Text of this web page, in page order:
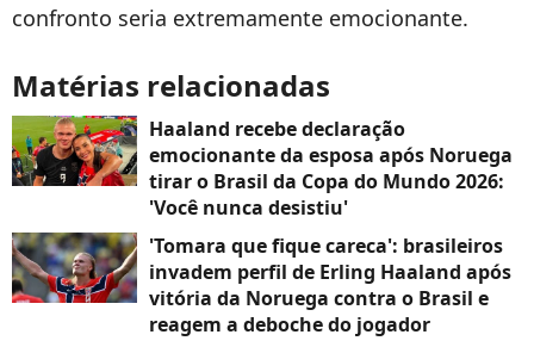
confronto seria extremamente emocionante.
Matérias relacionadas
Haaland recebe declaração
emocionante da esposa após Noruega
tirar o Brasil da Copa do Mundo 2026:
'Você nunca desistiu'
'Tomara que fique careca': brasileiros
invadem perfil de Erling Haaland após
vitória da Noruega contra o Brasil e
reagem a deboche do jogador